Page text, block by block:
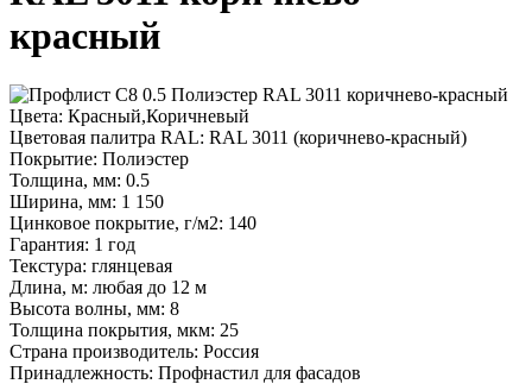
красный
Цвета: Красный,Коричневый
Цветовая палитра RAL: RAL 3011 (коричнево-красный)
Покрытие: Полиэстер
Толщина, мм: 0.5
Ширина, мм: 1 150
Цинковое покрытие, г/м2: 140
Гарантия: 1 год
Текстура: глянцевая
Длина, м: любая до 12 м
Высота волны, мм: 8
Толщина покрытия, мкм: 25
Страна производитель: Россия
Принадлежность: Профнастил для фасадов